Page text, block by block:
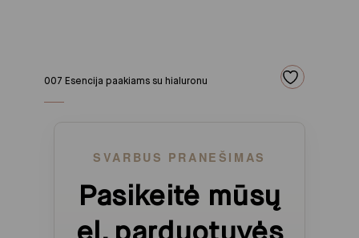
007 Esencija paakiams su hialuronu
SVARBUS PRANEŠIMAS
Pasikeitė mūsų